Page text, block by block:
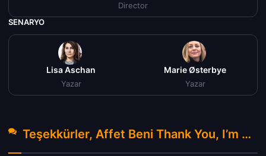
Director
SENARYO
Lisa Aschan
Yazar
Marie Østerbye
Yazar
Teşekkürler, Affet Beni Thank You, I’m Sorry Türkçe Dublaj izle (2023) Hakkında Yorumlar